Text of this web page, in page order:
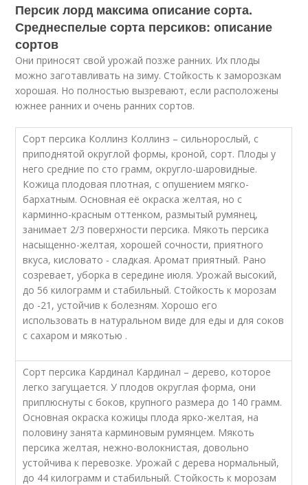
Персик лорд максима описание сорта.
Среднеспелые сорта персиков: описание
сортов
Они приносят свой урожай позже ранних. Их плоды
можно заготавливать на зиму. Стойкость к заморозкам
хорошая. Но полностью вызревают, если расположены
южнее ранних и очень ранних сортов.
Сорт персика Коллинз Коллинз – сильнорослый, с
приподнятой округлой формы, кроной, сорт. Плоды у
него средние по сто грамм, округло-шаровидные.
Кожица плодовая плотная, с опушением мягко-
бархатным. Основная её окраска желтая, но с
карминно-красным оттенком, размытый румянец,
занимает 2/3 поверхности персика. Мякоть персика
насыщенно-желтая, хорошей сочности, приятного
вкуса, кисловато - сладкая. Аромат приятный. Рано
созревает, уборка в середине июля. Урожай высокий,
до 56 килограмм и стабильный. Стойкость к морозам
до -21, устойчив к болезням. Хорошо его
использовать в натуральном виде для еды и для соков
с сахаром и мякотью .
Сорт персика Кардинал Кардинал – дерево, которое
легко загущается. У плодов округлая форма, они
приплюснуты с боков, крупного размера до 140 грамм.
Основная окраска кожицы плода ярко-желтая, на
половину занята карминовым румянцем. Мякоть
персика желтая, нежно-волокнистая, довольно
устойчива к перевозке. Урожай с дерева нормальный,
до 44 килограмм и стабильный. Стойкость к морозам